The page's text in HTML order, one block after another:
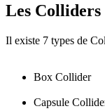
Les
Il existe 7 types de
Box Collider
Capsule